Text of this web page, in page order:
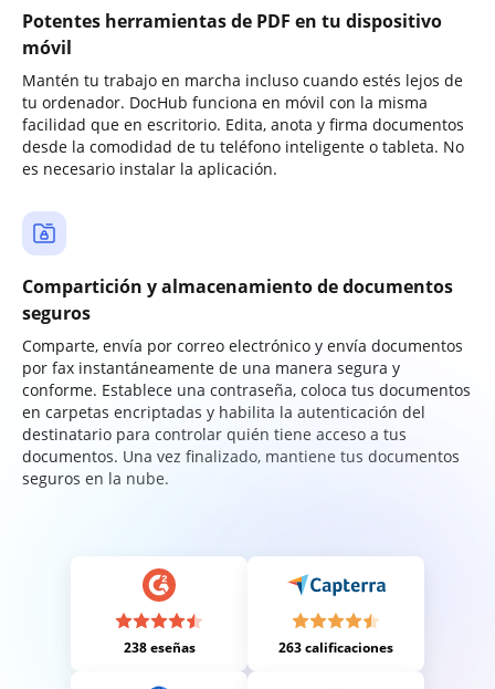
Potentes herramientas de PDF en tu dispositivo
móvil
Mantén tu trabajo en marcha incluso cuando estés lejos de
tu ordenador. DocHub funciona en móvil con la misma
facilidad que en escritorio. Edita, anota y firma documentos
desde la comodidad de tu teléfono inteligente o tableta. No
es necesario instalar la aplicación.
Compartición y almacenamiento de documentos
seguros
Comparte, envía por correo electrónico y envía documentos
por fax instantáneamente de una manera segura y
conforme. Establece una contraseña, coloca tus documentos
en carpetas encriptadas y habilita la autenticación del
destinatario para controlar quién tiene acceso a tus
documentos. Una vez finalizado, mantiene tus documentos
seguros en la nube.
238 eseñas 263 calificaciones